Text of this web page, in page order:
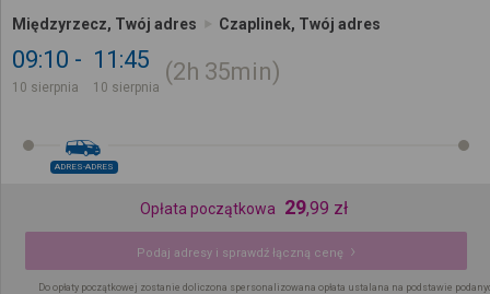
Międzyrzecz, Twój adres Czaplinek, Twój adres
09:10
10 sierpnia
11:45
10 sierpnia
2h 35min
ADRES-ADRES
Opłata początkowa 29,99 zł
Podaj adresy i sprawdź łączną cenę
Do opłaty początkowej zostanie doliczona spersonalizowana opłata ustalana na podstawie